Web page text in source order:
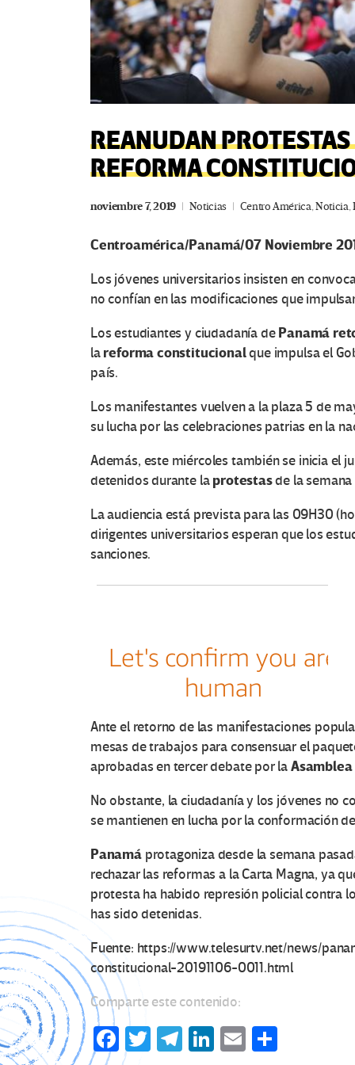
REANUDAN
REFORMA
noviembre 7, 2019 Noticias Centro América,Noticia,
Centroamérica/Panamá/07 Noviembre
Los jóvenes universitarios insisten en
no confían en las modificaciones que
Los estudiantes y ciudadanía dePanamá
lareforma constitucionalque impulsa el
país.
Los manifestantes vuelven a la plaza 5 de
su lucha por las celebraciones patrias en la
Además, este miércoles también se inicia el
detenidos durante laprotestasde la semana
La audiencia está prevista para las 09H30
dirigentes universitarios esperan que los
sanciones.
Ante el retorno de las manifestaciones
mesas de trabajos para consensuar el
aprobadas en tercer debate por la
No obstante, la ciudadanía y los jóvenes no
se mantienen en lucha por la conformación
Panamáprotagoniza desde la semana
rechazar las reformas a la Carta Magna, ya
protesta ha habido represión policial contra
has sido detenidas.
Fuente: https://www.telesurtv.net/news/
constitucional-20191106-0011.html
Comparte este contenido:
Fa T
Te Li
E